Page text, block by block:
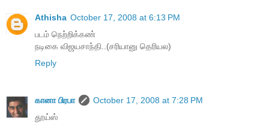
Athisha October 17, 2008 at 6:13 PM
படம் நெற்றிக்கண்
நடிகை விஜயசாந்தி..(சரியானு தெரியல)
Reply
கானா பிரபா
October 17, 2008 at 7:28 PM
தூய்ஸ்